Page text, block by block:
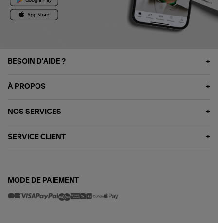
BESOIN D'AIDE ?
À PROPOS
NOS SERVICES
SERVICE CLIENT
MODE DE PAIEMENT